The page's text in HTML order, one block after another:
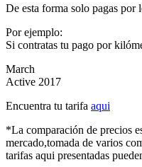
De esta forma solo pagas por
Por ejemplo:
Si contratas tu pago por
March
Active 2017
Encuentra tu tarifa aqui
*La comparación de precios
mercado,tomada de varios
tarifas aqui presentadas